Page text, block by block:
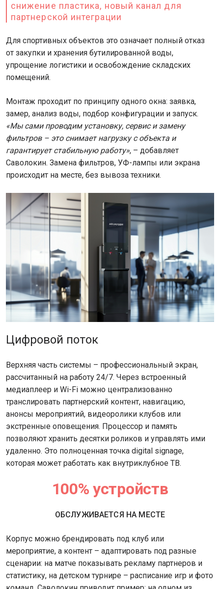
снижение пластика, новый канал для
партнерской интеграции
Для спортивных объектов это означает полный отказ
от закупки и хранения бутилированной воды,
упрощение логистики и освобождение складских
помещений.
Монтаж проходит по принципу одного окна: заявка,
замер, анализ воды, подбор конфигурации и запуск.
«Мы сами проводим установку, сервис и замену
фильтров – это снимает нагрузку с объекта и
гарантирует стабильную работу», – добавляет
Саволокин. Замена фильтров, УФ-лампы или экрана
происходит на месте, без вывоза техники.
Цифровой поток
Верхняя часть системы – профессиональный экран,
рассчитанный на работу 24/7. Через встроенный
медиаплеер и Wi-Fi можно централизованно
транслировать партнерский контент, навигацию,
анонсы мероприятий, видеоролики клубов или
экстренные оповещения. Процессор и память
позволяют хранить десятки роликов и управлять ими
удаленно. Это полноценная точка digital signage,
которая может работать как внутриклубное ТВ.
100% устройств
ОБСЛУЖИВАЕТСЯ НА МЕСТЕ
Корпус можно брендировать под клуб или
мероприятие, а контент – адаптировать под разные
сценарии: на матче показывать рекламу партнеров и
статистику, на детском турнире – расписание игр и фото